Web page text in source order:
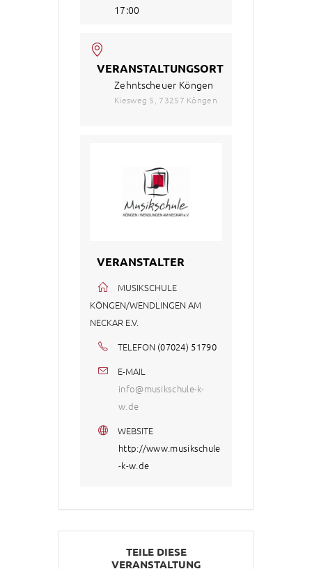
17:00
VERANSTALTUNGSORT
Zehntscheuer Köngen
Kiesweg 5, 73257 Köngen
VERANSTALTER
MUSIKSCHULE
KÖNGEN/WENDLINGEN AM
NECKAR E.V.
TELEFON (07024) 51790
E-MAIL
info@musikschule-k-
w.de
WEBSITE
http://www.musikschule
-k-w.de
TEILE DIESE
VERANSTALTUNG